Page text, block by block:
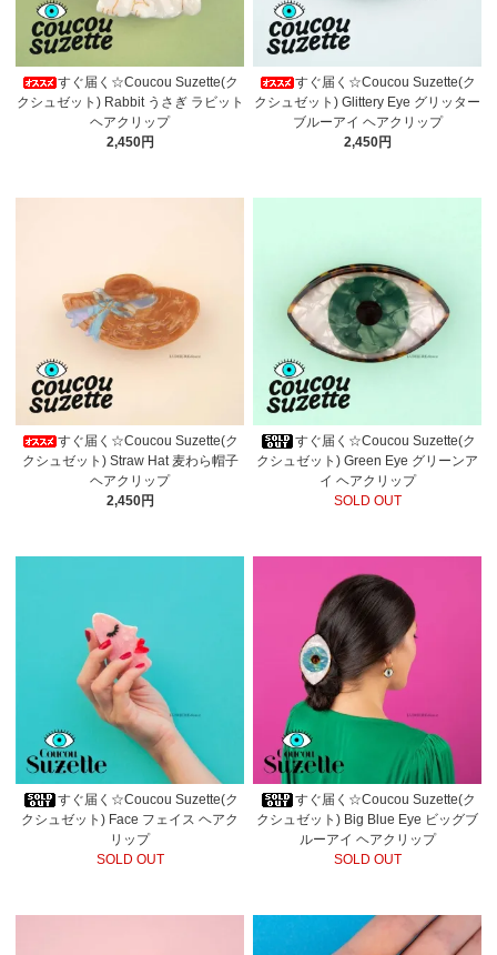
すぐ届く☆Coucou Suzette(ク
クシュゼット) Rabbit うさぎ ラビット
ヘアクリップ
2,450円
すぐ届く☆Coucou Suzette(ク
クシュゼット) Glittery Eye グリッター
ブルーアイ ヘアクリップ
2,450円
すぐ届く☆Coucou Suzette(ク
クシュゼット) Straw Hat 麦わら帽子
ヘアクリップ
2,450円
すぐ届く☆Coucou Suzette(ク
クシュゼット) Green Eye グリーンア
イ ヘアクリップ
SOLD OUT
すぐ届く☆Coucou Suzette(ク
クシュゼット) Face フェイス ヘアク
リップ
SOLD OUT
すぐ届く☆Coucou Suzette(ク
クシュゼット) Big Blue Eye ビッグブ
ルーアイ ヘアクリップ
SOLD OUT